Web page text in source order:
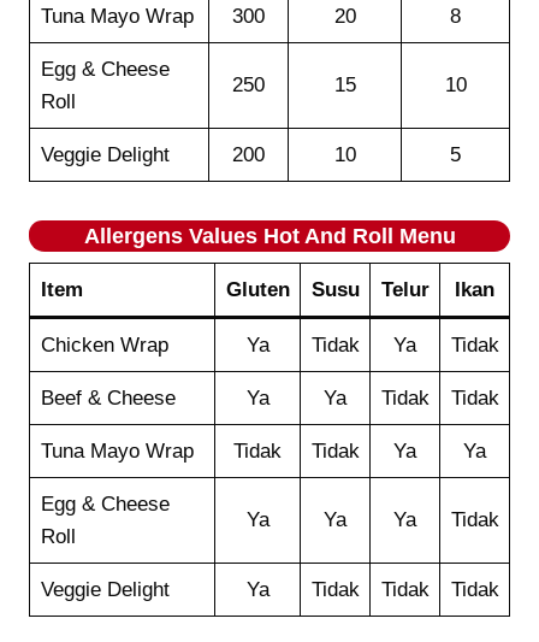
Tuna Mayo Wrap 300 20 8
Egg & Cheese
Roll
250 15 10
Veggie Delight 200 10 5
Allergens Values Hot And Roll Menu
Item Gluten Susu Telur Ikan
Chicken Wrap Ya Tidak Ya Tidak
Beef & Cheese Ya Ya Tidak Tidak
Tuna Mayo Wrap Tidak Tidak Ya Ya
Egg & Cheese
Roll
Ya Ya Ya Tidak
Veggie Delight Ya Tidak Tidak Tidak